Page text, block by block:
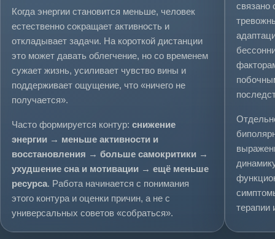
Когда энергии становится меньше, человек
естественно сокращает активность и
откладывает задачи. На короткой дистанции
это может давать облегчение, но со временем
сужает жизнь, усиливает чувство вины и
поддерживает ощущение, что «ничего не
получается».
Часто формируется контур: снижение
энергии → меньше активности и
восстановления → больше самокритики →
ухудшение сна и мотивации → ещё меньше
ресурса. Работа начинается с понимания
этого контура и оценки причин, а не с
универсальных советов «собраться».
связано
терапии